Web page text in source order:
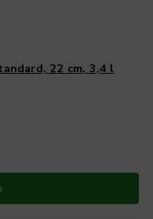
22 cm, 3,4 l